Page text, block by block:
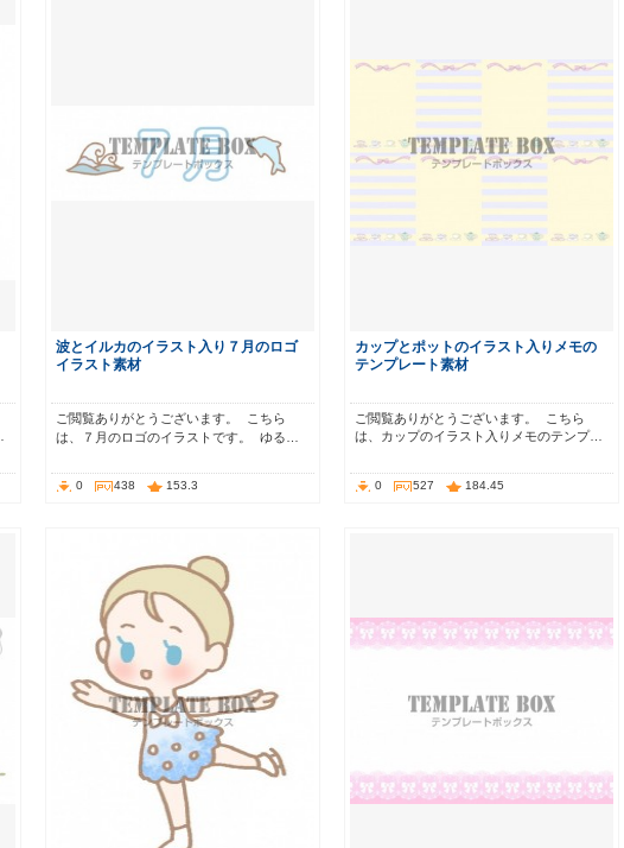
波とイルカのイラスト入り７月のロゴ
イラスト素材
ご閲覧ありがとうございます。 こちら
は、７月のロゴのイラストです。 ゆる…
0 438 153.3
カップとポットのイラスト入りメモの
テンプレート素材
ご閲覧ありがとうございます。 こちら
は、カップのイラスト入りメモのテンプ…
0 527 184.45